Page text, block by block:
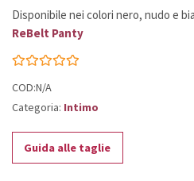
Disponibile nei colori nero, nudo e
ReBelt Panty
COD:N/A
Categoria: Intimo
Guida alle taglie